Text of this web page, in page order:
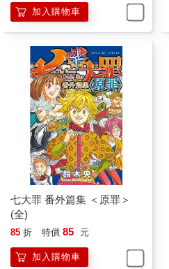
加入購物車
七大罪 番外篇集 ＜原罪＞
(全)
85 折 特價 85 元
加入購物車